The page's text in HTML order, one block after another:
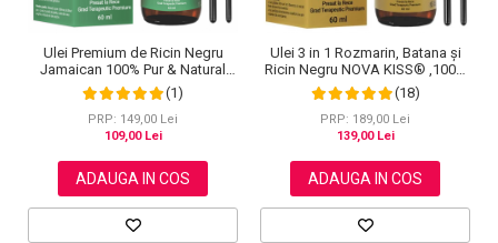
Ulei Premium de Ricin Negru
Jamaican 100% Pur & Natural
NOVA KISS® pentru cresterea
parului, ingrijirea scalpului, pielii,
genelor si sprancenelor, 60 ml
(1)
PRP: 149,00 Lei
109,00 Lei
ADAUGA IN COS
Ulei 3 in 1 Rozmarin, Batana și
Ricin Negru NOVA KISS® ,100%
Pur & Natural, Grad Terapeutic
Premium, pentru Cresterea
Parului, Tratarea Scalpului si
Pielii, 60 ml
(18)
PRP: 189,00 Lei
139,00 Lei
ADAUGA IN COS